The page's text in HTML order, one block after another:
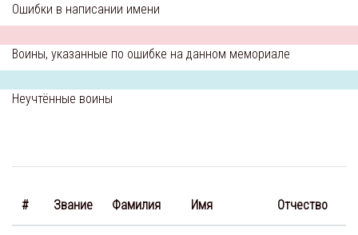
Ошибки в написании имени
Воины, указанные по ошибке на данном мемориале
Неучтённые воины
# Звание Фамилия Имя Отчество